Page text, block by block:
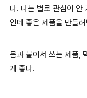
다. 나는 별로 관심이 안
인데 좋은 제품을 만들
몸과 붙여서 쓰는 제품,
게 좋다.